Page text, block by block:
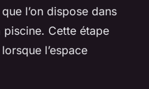
l’on dispose dans
Cette étape
l’espace